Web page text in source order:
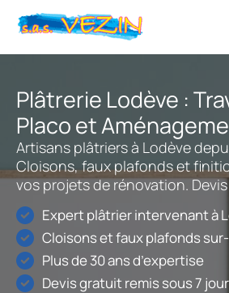
Plâtrerie Lodève :
Placo et
Artisans plâtriers à Lodève
Cloisons, faux plafonds et
vos projets de rénovation.
Expert plâtrier intervenant à
Cloisons et faux plafonds
Plus de 30 ans d’expertise
Devis gratuit remis sous 7